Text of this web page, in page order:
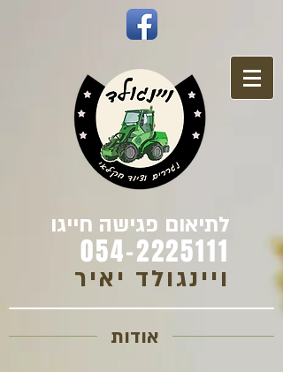
לתיאום פגישה חייגו
054-2225111
ויינגולד יאיר
אודות